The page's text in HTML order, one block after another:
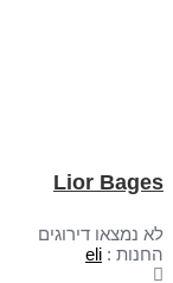
Lior Bages
לא נמצאו דירוגים
החנות : eli